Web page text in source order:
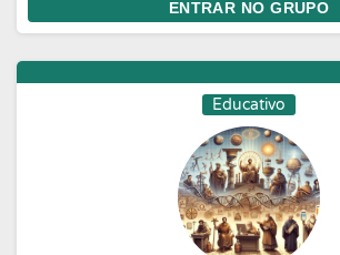
ENTRAR NO GRUPO
Educativo